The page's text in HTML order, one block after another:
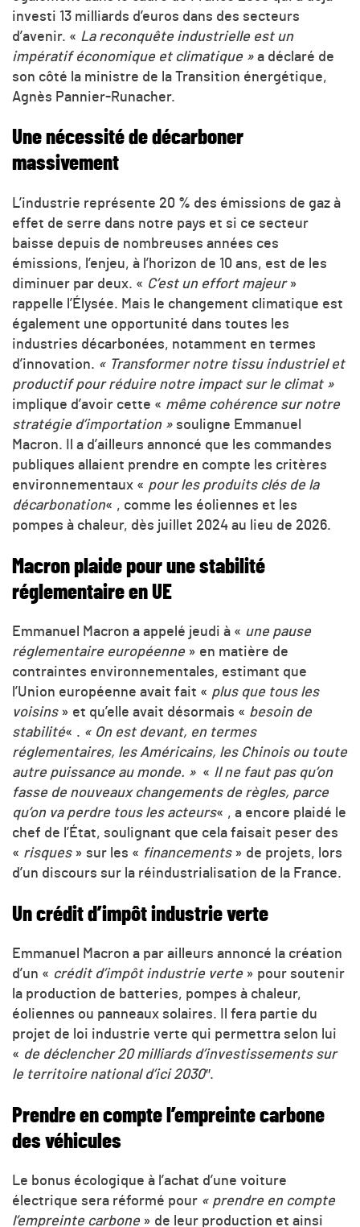
investi 13 milliards d’euros dans des secteurs
d’avenir. « La reconquête industrielle est un
impératif économique et climatique » a déclaré de
son côté la ministre de la Transition énergétique,
Agnès Pannier-Runacher.
Une nécessité de décarboner
massivement
L’industrie représente 20 % des émissions de gaz à
effet de serre dans notre pays et si ce secteur
baisse depuis de nombreuses années ces
émissions, l’enjeu, à l’horizon de 10 ans, est de les
diminuer par deux. « C’est un effort majeur»
rappelle l’Élysée. Mais le changement climatique est
également une opportunité dans toutes les
industries décarbonées, notamment en termes
d’innovation. « Transformer notre tissu industriel et
productif pour réduire notre impact sur le climat »
implique d’avoir cette « même cohérence sur notre
stratégie d’importation » souligne Emmanuel
Macron. Il a d’ailleurs annoncé que les commandes
publiques allaient prendre en compte les critères
environnementaux « pour les produits clés de la
décarbonation« , comme les éoliennes et les
pompes à chaleur, dès juillet 2024 au lieu de 2026.
Macron plaide pour une stabilité
réglementaire en UE
Emmanuel Macron a appelé jeudi à « une pause
réglementaire européenne » en matière de
contraintes environnementales, estimant que
l’Union européenne avait fait « plus que tous les
voisins» et qu’elle avait désormais « besoin de
stabilité« . « On est devant, en termes
réglementaires, les Américains, les Chinois ou toute
autre puissance au monde. » « Il ne faut pas qu’on
fasse de nouveaux changements de règles, parce
qu’on va perdre tous les acteurs« , a encore plaidé le
chef de l’État, soulignant que cela faisait peser des
« risques» sur les « financements» de projets, lors
d’un discours sur la réindustrialisation de la France.
Un crédit d’impôt industrie verte
Emmanuel Macron a par ailleurs annoncé la création
d’un « crédit d’impôt industrie verte » pour soutenir
la production de batteries, pompes à chaleur,
éoliennes ou panneaux solaires. Il fera partie du
projet de loi industrie verte qui permettra selon lui
« de déclencher 20 milliards d’investissements sur
le territoire national d’ici 2030″.
Prendre en compte l’empreinte carbone
des véhicules
Le bonus écologique à l’achat d’une voiture
électrique sera réformé pour « prendre en compte
l’empreinte carbone » de leur production et ainsi